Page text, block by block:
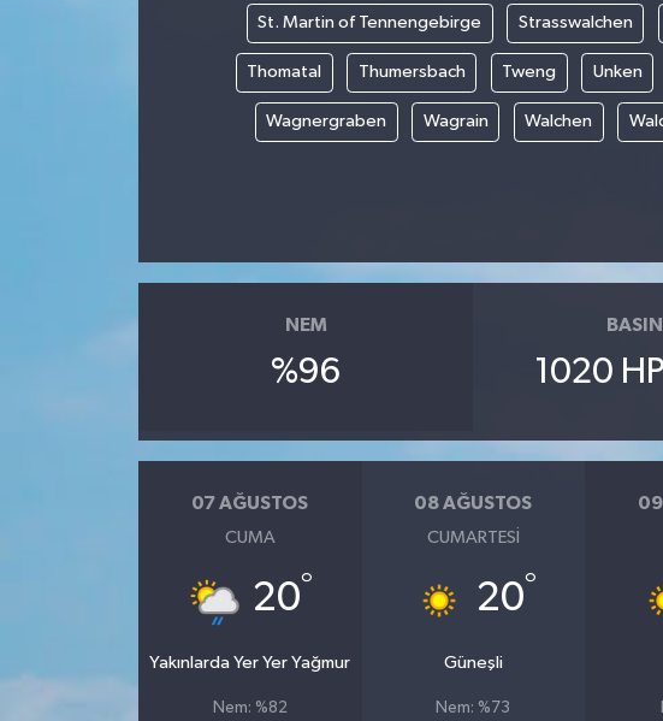
St. Martin of Tennengebirge Strasswalchen
Thomatal Thumersbach Tweng Unken
Wagnergraben Wagrain Walchen
NEM
%96 1020
07 AĞUSTOS
CUMA
20°
Yakınlarda Yer Yer Yağmur
Nem: %82
08 AĞUSTOS
CUMARTESI
20°
Güneşli
Nem: %73
09